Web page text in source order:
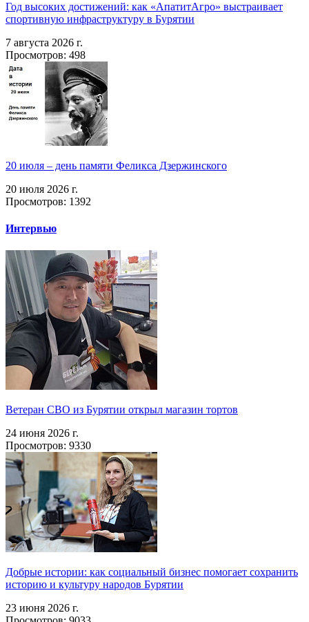
Год высоких достижений: как «АпатитАгро» выстраивает
спортивную инфраструктуру в Бурятии
7 августа 2026 г.
Просмотров: 498
20 июля – день памяти Феликса Дзержинского
20 июля 2026 г.
Просмотров: 1392
Интервью
Ветеран СВО из Бурятии открыл магазин тортов
24 июня 2026 г.
Просмотров: 9330
Добрые истории: как социальный бизнес помогает сохранить
историю и культуру народов Бурятии
23 июня 2026 г.